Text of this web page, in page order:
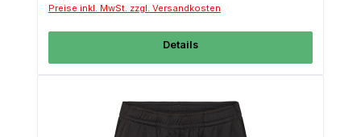
Preise inkl. MwSt. zzgl. Versandkosten
Details